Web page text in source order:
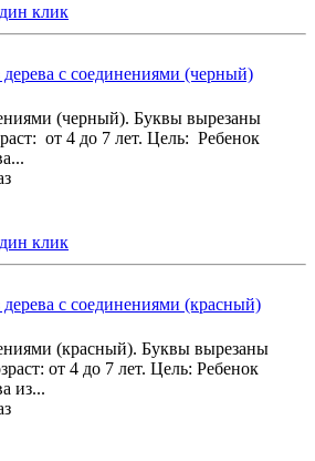
клик
с соединениями (черный)
(черный). Буквы вырезаны
от 4 до 7 лет. Цель: Ребенок
клик
с соединениями (красный)
(красный). Буквы вырезаны
от 4 до 7 лет. Цель: Ребенок
из...